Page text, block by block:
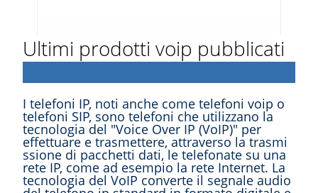
Ultimi prodotti voip pubblicati
I telefoni IP, noti anche come telefoni voip o
telefoni SIP, sono telefoni che utilizzano la
tecnologia del "Voice Over IP (VoIP)" per
effettuare e trasmettere, attraverso la trasmi
ssione di pacchetti dati, le telefonate su una
rete IP, come ad esempio la rete Internet. La
tecnologia del VoIP converte il segnale audio